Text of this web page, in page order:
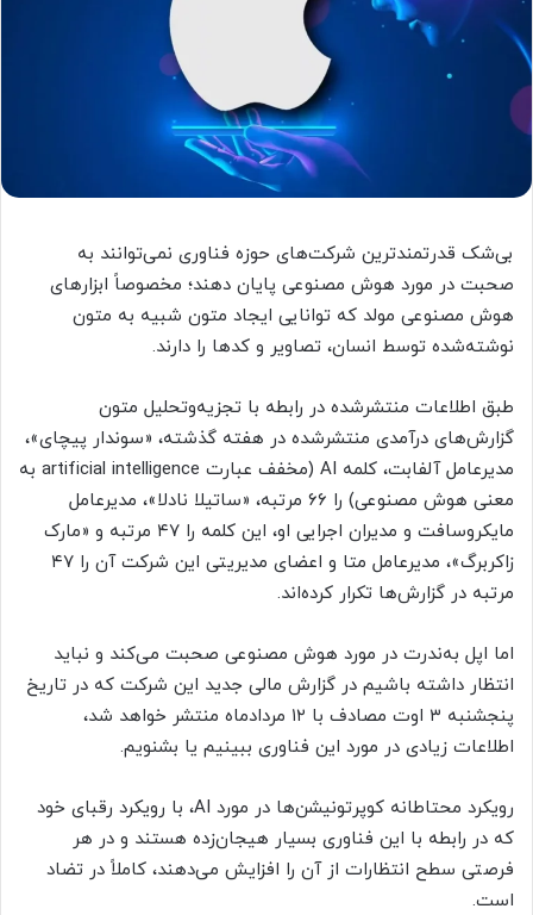
بی‌شک قدرتمندترین شرکت‌های حوزه فناوری نمی‌توانند به
صحبت در مورد هوش مصنوعی پایان دهند؛ مخصوصاً ابزارهای
هوش مصنوعی مولد که توانایی ایجاد متون شبیه به متون
نوشته‌شده توسط انسان، تصاویر و کدها را دارند.
طبق اطلاعات منتشرشده در رابطه با تجزیه‌وتحلیل متون
گزارش‌های درآمدی منتشرشده در هفته گذشته، «سوندار پیچای»،
مدیرعامل آلفابت، کلمه AI (مخفف عبارت artificial intelligence به
معنی هوش مصنوعی) را ۶۶ مرتبه، «ساتیلا نادلا»، مدیرعامل
مایکروسافت و مدیران اجرایی او، این کلمه را ۴۷ مرتبه و «مارک
زاکربرگ»، مدیرعامل متا و اعضای مدیریتی این شرکت آن را ۴۷
مرتبه در گزارش‌ها تکرار کرده‌اند.
اما اپل به‌ندرت در مورد هوش مصنوعی صحبت می‌کند و نباید
انتظار داشته باشیم در گزارش مالی جدید این شرکت که در تاریخ
پنجشنبه ۳ اوت مصادف با ۱۲ مردادماه منتشر خواهد شد،
اطلاعات زیادی در مورد این فناوری ببینیم یا بشنویم.
رویکرد محتاطانه کوپرتونیشن‌ها در مورد AI، با رویکرد رقبای خود
که در رابطه با این فناوری بسیار هیجان‌زده هستند و در هر
فرصتی سطح انتظارات از آن را افزایش می‌دهند، کاملاً در تضاد
است.